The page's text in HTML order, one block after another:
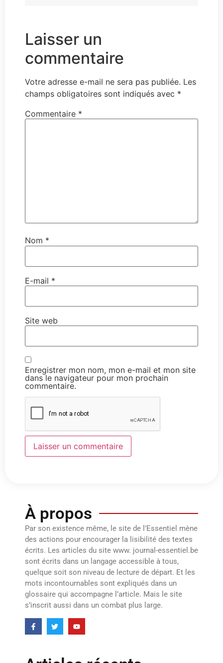
Laisser un
commentaire
Votre adresse e-mail ne sera pas publiée. Les
champs obligatoires sont indiqués avec *
Commentaire *
Nom *
E-mail *
Site web
Enregistrer mon nom, mon e-mail et mon site
dans le navigateur pour mon prochain
commentaire.
À propos
Par son existence même, le site de l’Essentiel mène
des actions pour encourager la lisibilité des textes
écrits. Les articles du site www. journal-essentiel.be
sont écrits dans un langage accessible à tous,
quelque soit son niveau de lecture de départ. Et les
mots incontournables sont expliqués dans un
glossaire qui accompagne l’article. Mais le site
s’inscrit aussi dans un combat plus large.